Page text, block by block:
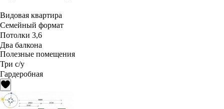
Видовая квартира
Семейный формат
Потолки 3,6
Два балкона
Полезные помещения
Три с/у
Гардеробная